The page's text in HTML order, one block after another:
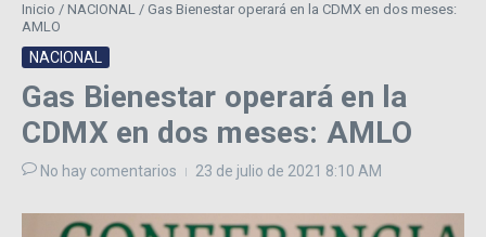
Inicio / NACIONAL / Gas Bienestar operará en la CDMX en dos meses:
AMLO
NACIONAL
Gas Bienestar operará en la
CDMX en dos meses: AMLO
No hay comentarios 23 de julio de 2021 8:10 AM